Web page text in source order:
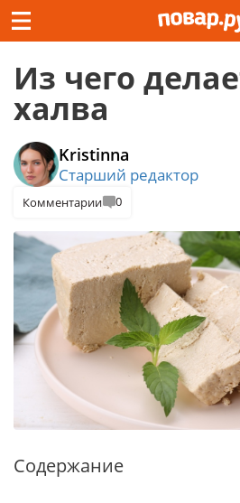
Из чего
халва
Kristinna
Старший редактор
Комментарии 0
Содержание